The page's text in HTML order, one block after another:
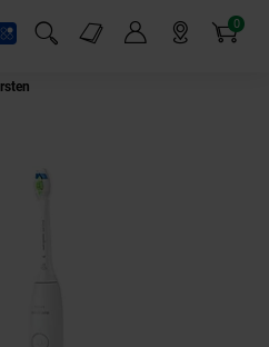
Suchfeld einblenden
Markt-Angebote 0
Artikel